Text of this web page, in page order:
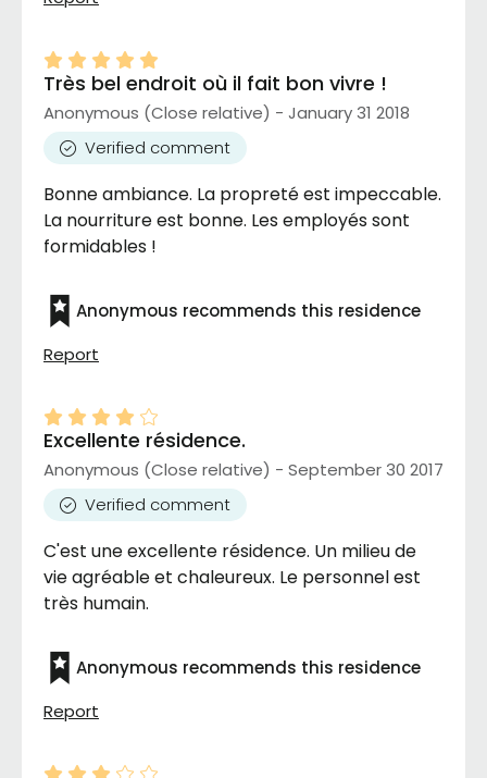
Très bel endroit où il fait bon vivre !
Anonymous (Close relative) - January 31 2018
Verified comment
Bonne ambiance. La propreté est impeccable.
La nourriture est bonne. Les employés sont
formidables !
Anonymous recommends this residence
Report
Excellente résidence.
Anonymous (Close relative) - September 30 2017
Verified comment
C'est une excellente résidence. Un milieu de
vie agréable et chaleureux. Le personnel est
très humain.
Anonymous recommends this residence
Report